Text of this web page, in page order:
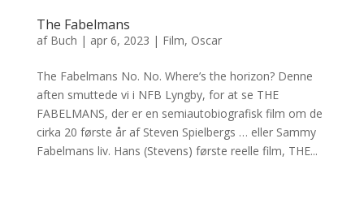
The Fabelmans
af Buch | apr 6, 2023 | Film, Oscar
The Fabelmans No. No. Where’s the horizon? Denne
aften smuttede vi i NFB Lyngby, for at se THE
FABELMANS, der er en semiautobiografisk film om de
cirka 20 første år af Steven Spielbergs … eller Sammy
Fabelmans liv. Hans (Stevens) første reelle film, THE...